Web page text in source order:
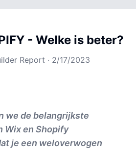
- Welke is beter?
Report · 2/17/2023
we de belangrijkste
Wix en Shopify
je een weloverwogen